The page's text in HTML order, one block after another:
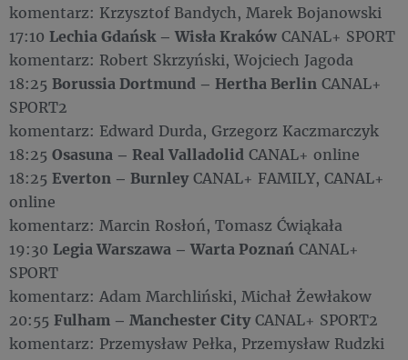
komentarz: Krzysztof Bandych, Marek Bojanowski
17:10 Lechia Gdańsk – Wisła Kraków CANAL+ SPORT
komentarz: Robert Skrzyński, Wojciech Jagoda
18:25 Borussia Dortmund – Hertha Berlin CANAL+
SPORT2
komentarz: Edward Durda, Grzegorz Kaczmarczyk
18:25 Osasuna – Real Valladolid CANAL+ online
18:25 Everton – BurnleyCANAL+ FAMILY, CANAL+
online
komentarz: Marcin Rosłoń, Tomasz Ćwiąkała
19:30 Legia Warszawa – Warta Poznań CANAL+
SPORT
komentarz: Adam Marchliński, Michał Żewłakow
20:55 Fulham – Manchester CityCANAL+ SPORT2
komentarz: Przemysław Pełka, Przemysław Rudzki